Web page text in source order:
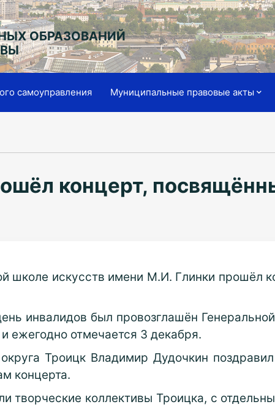
ОБРАЗОВАНИЙ
самоуправления Муниципальные правовые акты
концерт,
школе искусств имени М.И. Глинки прошёл
инвалидов был провозглашён
ежегодно отмечается 3 декабря.
округа Троицк Владимир Дудочкин
концерта.
творческие коллективы Троицка, с